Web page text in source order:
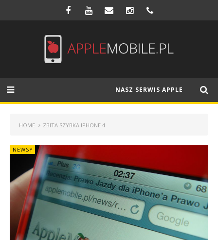
NASZ SERWIS APPLE
HOME ZBITA SZYBKA IPHONE 4
NEWSY